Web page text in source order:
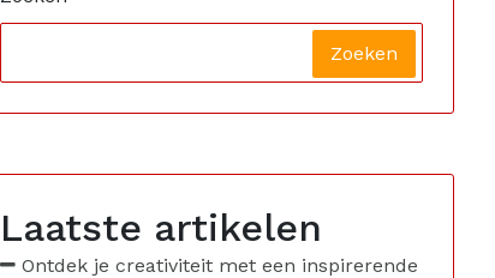
Zoeken
Laatste artikelen
Ontdek je creativiteit met een inspirerende